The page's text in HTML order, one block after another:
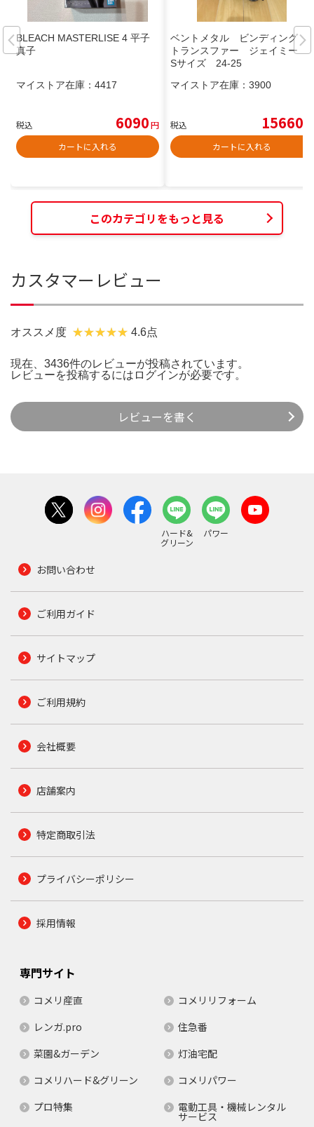
BLEACH MASTERLISE 4 平子
真子
マイストア在庫： 4417
税込 6090円
カートに入れる
ベントメタル ビンディング
トランスファー ジェイミー
Sサイズ 24-25
マイストア在庫： 3900
税込 15660
カートに入れる
このカテゴリをもっと見る
カスタマーレビュー
オススメ度 4.6点
現在、3436件のレビューが投稿されています。
レビューを投稿するには ログインが必要です。
レビューを書く
ハード&
グリーン
パワー
お問い合わせ
ご利用ガイド
サイトマップ
ご利用規約
会社概要
店舗案内
特定商取引法
プライバシーポリシー
採用情報
専門サイト
コメリ産直
コメリリフォーム
レンガ.pro
住急番
菜園&ガーデン
灯油宅配
コメリハード&グリーン
コメリパワー
プロ特集
電動工具・機械レンタル
サービス